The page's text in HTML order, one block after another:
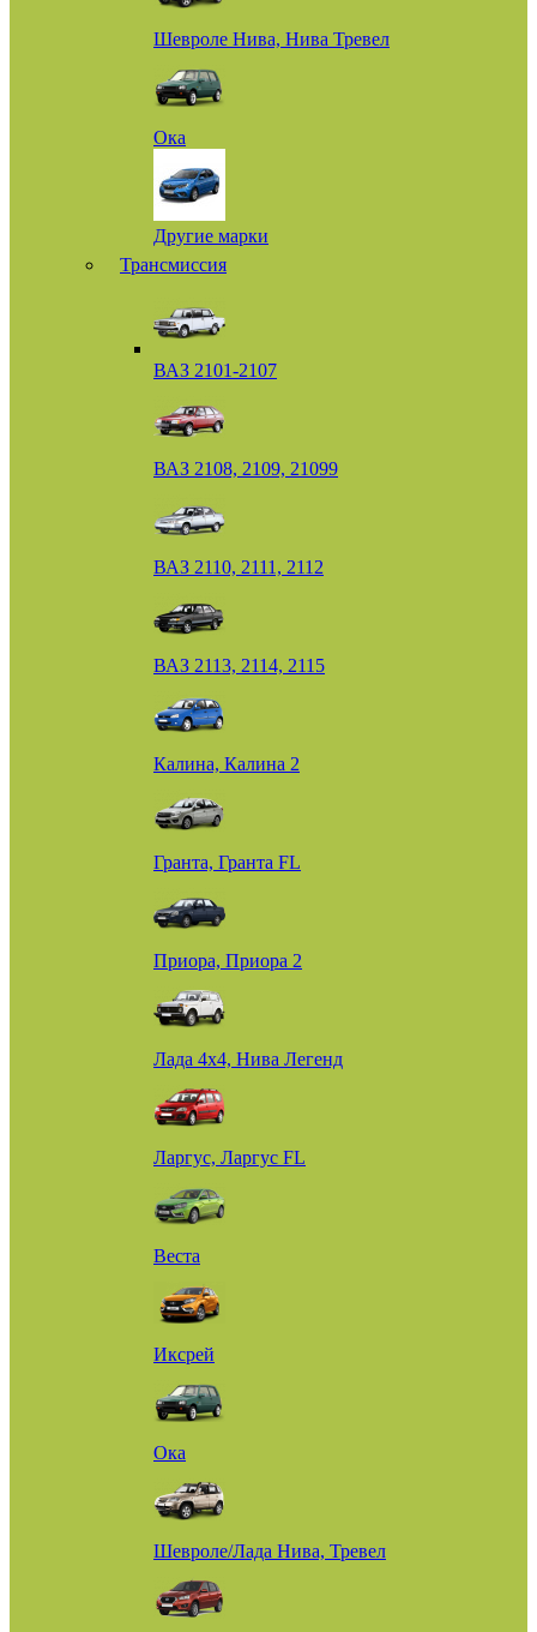
Шевроле Нива, Нива Тревел
Ока
Другие марки
Трансмиссия
ВАЗ 2101-2107
ВАЗ 2108, 2109, 21099
ВАЗ 2110, 2111, 2112
ВАЗ 2113, 2114, 2115
Калина, Калина 2
Гранта, Гранта FL
Приора, Приора 2
Лада 4х4, Нива Легенд
Ларгус, Ларгус FL
Веста
Иксрей
Ока
Шевроле/Лада Нива, Тревел